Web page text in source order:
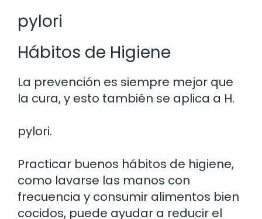
pylori
Hábitos de Higiene
La prevención es siempre mejor que
la cura, y esto también se aplica a H.
pylori.
Practicar buenos hábitos de higiene,
como lavarse las manos con
frecuencia y consumir alimentos bien
cocidos, puede ayudar a reducir el